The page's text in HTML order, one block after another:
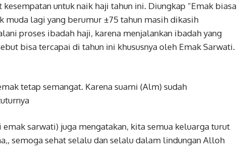
untuk naik haji tahun ini. Diungkap “Emak biasa
muda lagi yang berumur ±75 tahun masih dikasih
proses ibadah haji, karena menjalankan ibadah yang
bisa tercapai di tahun ini khususnya oleh Emak Sarwati.
tetap semangat. Karena suami (Alm) sudah
sarwati) juga mengatakan, kita semua keluarga turut
semoga sehat selalu dan selalu dalam lindungan Alloh